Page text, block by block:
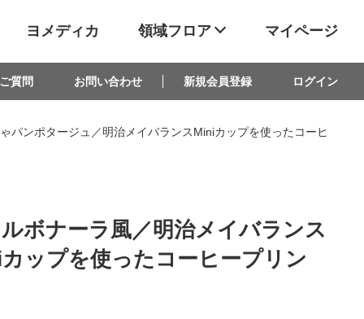
ヨメディカ 領域フロア マイページ
質問 お問い合わせ 新規会員登録 ログイン
パンポタージュ／明治メイバランスMiniカップを使ったコーヒ
ボナーラ風／明治メイバランス
ップを使ったコーヒープリン